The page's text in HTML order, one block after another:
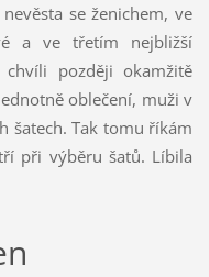
se ženichem, ve
a ve třetím nejbližší
později okamžitě
oblečení, muži v
šatech. Tak tomu říkám
při výběru šatů. Líbila